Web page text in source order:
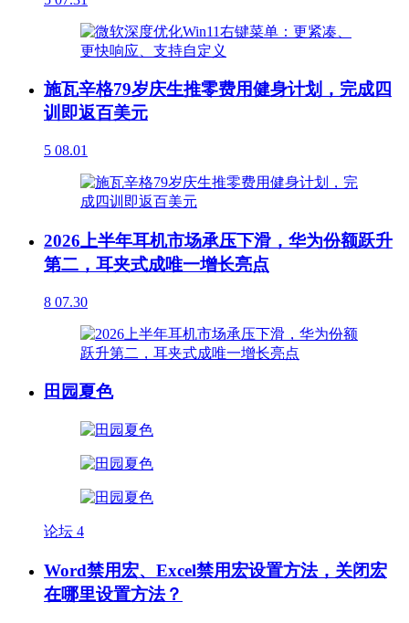
施瓦辛格79岁庆生推零费用健身计划，完成四
训即返百美元
5 08.01
2026上半年耳机市场承压下滑，华为份额跃升
第二，耳夹式成唯一增长亮点
8 07.30
田园夏色
论坛 4
Word禁用宏、Excel禁用宏设置方法，关闭宏
在哪里设置方法？